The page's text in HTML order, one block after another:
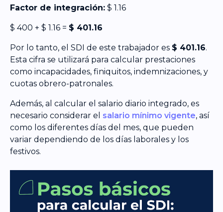
Factor de integración: $ 1.16
$ 400 + $ 1.16 = $ 401.16
Por lo tanto, el SDI de este trabajador es $ 401.16.
Esta cifra se utilizará para calcular prestaciones
como incapacidades, finiquitos, indemnizaciones, y
cuotas obrero-patronales.
Además, al calcular el salario diario integrado, es
necesario considerar el salario mínimo vigente, así
como los diferentes días del mes, que pueden
variar dependiendo de los días laborales y los
festivos.